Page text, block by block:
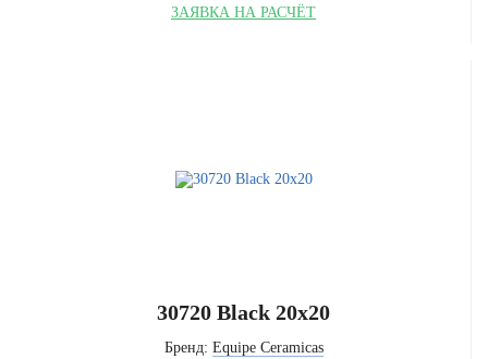
ЗАЯВКА НА РАСЧЁТ
30720 Black 20x20
Бренд: Equipe Ceramicas